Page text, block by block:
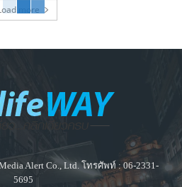
more
Alert Co., Ltd. โทรศัพท์ : 06-2331-
5695